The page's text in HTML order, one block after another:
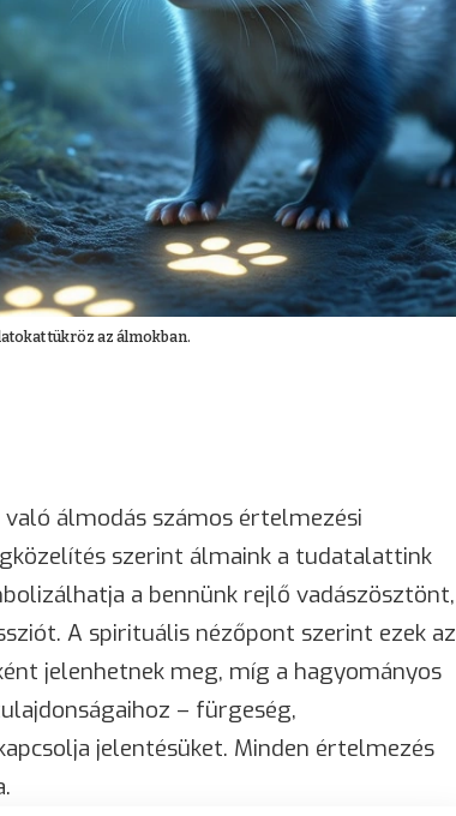
tükröz az álmokban.
álmodás számos értelmezési
szerint álmaink a tudatalattink
a bennünk rejlő vadászösztönt,
A spirituális nézőpont szerint ezek az
jelenhetnek meg, míg a hagyományos
– fürgeség,
jelentésüket. Minden értelmezés